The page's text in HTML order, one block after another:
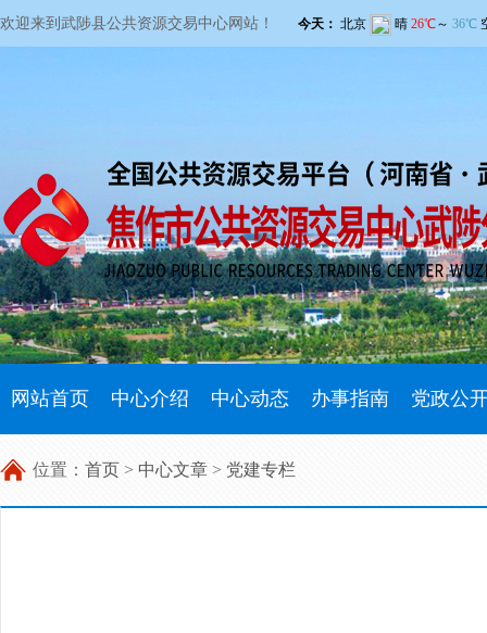
欢迎来到武陟县公共资源交易中心网站！
网站首页 中心介绍 中心动态 办事指南 党政公
位置： 首页 > 中心文章 > 党建专栏